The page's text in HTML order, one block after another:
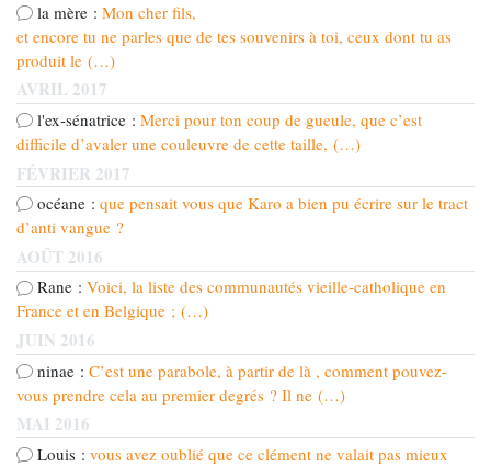
la mère : Mon cher fils,
et encore tu ne parles que de tes souvenirs à toi, ceux dont tu as
produit le (…)
AVRIL 2017
l'ex-sénatrice : Merci pour ton coup de gueule, que c’est
difficile d’avaler une couleuvre de cette taille, (…)
FÉVRIER 2017
océane : que pensait vous que Karo a bien pu écrire sur le tract
d’anti vangue ?
AOÛT 2016
Rane : Voici, la liste des communautés vieille-catholique en
France et en Belgique ; (…)
JUIN 2016
ninae : C’est une parabole, à partir de là , comment pouvez-
vous prendre cela au premier degrés ? Il ne (…)
MAI 2016
Louis : vous avez oublié que ce clément ne valait pas mieux